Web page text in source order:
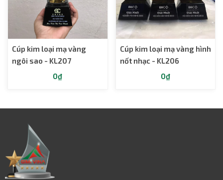
Cúp kim loại mạ vàng
ngôi sao - KL207
0₫
Cúp kim loại mạ vàng hình
nốt nhạc - KL206
0₫